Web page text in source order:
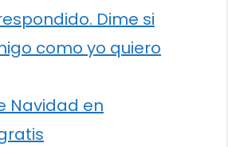
Dime si
como yo quiero
Navidad en